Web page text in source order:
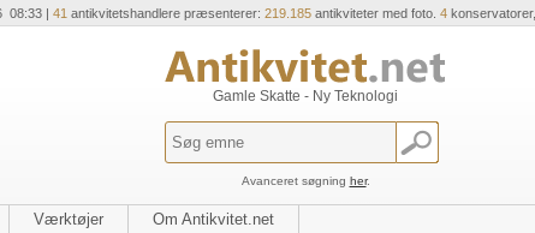
08:33 | 41 antikvitetshandlere præsenterer: 219.185antikviteter med foto. 4konservatorer,
Gamle Skatte - Ny Teknologi
Avanceret søgning her.
Værktøjer Om Antikvitet.net